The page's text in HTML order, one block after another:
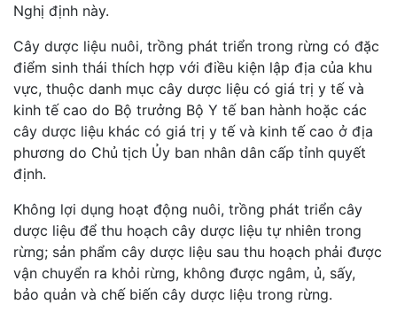
Nghị định này.
Cây dược liệu nuôi, trồng phát triển trong rừng có đặc
điểm sinh thái thích hợp với điều kiện lập địa của khu
vực, thuộc danh mục cây dược liệu có giá trị y tế và
kinh tế cao do Bộ trưởng Bộ Y tế ban hành hoặc các
cây dược liệu khác có giá trị y tế và kinh tế cao ở địa
phương do Chủ tịch Ủy ban nhân dân cấp tỉnh quyết
định.
Không lợi dụng hoạt động nuôi, trồng phát triển cây
dược liệu để thu hoạch cây dược liệu tự nhiên trong
rừng; sản phẩm cây dược liệu sau thu hoạch phải được
vận chuyển ra khỏi rừng, không được ngâm, ủ, sấy,
bảo quản và chế biến cây dược liệu trong rừng.